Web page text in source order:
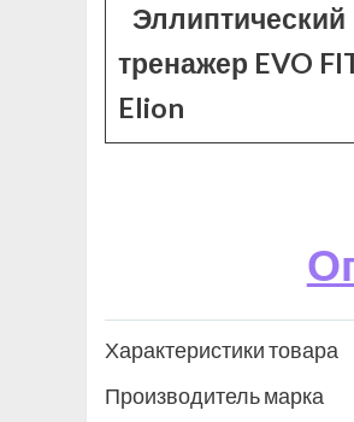
Эллиптический
тренажер EVO
Elion
Характеристики товара
Производитель марка